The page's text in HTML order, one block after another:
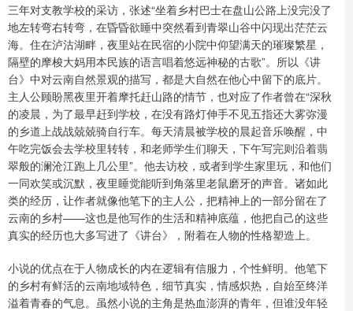
三年对支教学校的采访，张述“坐着乡村巴士在盘山公路上没完没了
地左转弯右转弯，在昏昏欲睡中突然看到青翠山谷中闪现出茫茫云
海。住在泸沽湖畔，夜里站在民宿的小院中仰望满天的璀璨繁星，
隔壁的摩梭大妈用本民族的语言唱着悠远神秘的古歌”。所以《讲
台》中对云南自然景观的描写，都是大自然在他心中留下的底片。
主人公顾盼黑夜里开着摩托赶山路的情节，也对应了作者曾在“深秋
的凌晨，为了最早赶到学校，在没有路灯伸手不见五指还大雾弥漫
的乡道上战战兢兢骑自行车。每天清晨被学校的晨起音乐唤醒，中
午吃完饭会去学校里转转，和老师学生们聊天，下午写完则沿着翡
翠般的澜沧江跑上几公里”。他去访校，或者到学生家里玩，和他们
一同欢笑或沉默，夜里睡觉能听到角落里老鼠磨牙的声音。诸如此
类的经历，让作者就像他笔下的主人公，把精神上的一部分留在了
云南的乡村——这也是他写作的生活和精神底蕴，他把自己的这些
真实的经历也大多写进了《讲台》，附着在人物的性格塑造上。
小说的优点在于人物成长的内在逻辑有信服力，个性鲜明。他笔下
的乡村有鲜活的云南地域特色，细节真实，情感炽热，自始至终洋
溢着青春的气息。虽然小说的主角是热血澎湃的青年，但谁没年轻